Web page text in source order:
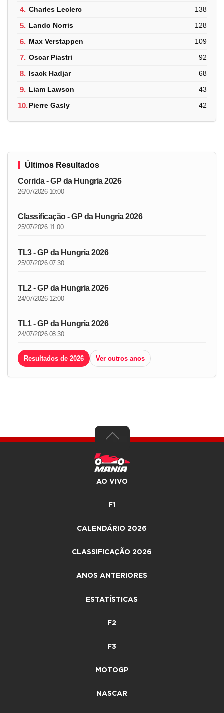
4. Charles Leclerc 138
5. Lando Norris 128
6. Max Verstappen 109
7. Oscar Piastri 92
8. Isack Hadjar 68
9. Liam Lawson 43
10.Pierre Gasly 42
Últimos Resultados
Corrida - GP da Hungria 2026
26/07/2026 10:00
Classificação - GP da Hungria 2026
25/07/2026 11:00
TL3 - GP da Hungria 2026
25/07/2026 07:30
TL2 - GP da Hungria 2026
24/07/2026 12:00
TL1 - GP da Hungria 2026
24/07/2026 08:30
Resultados de 2026 Ver outros anos
AO VIVO
F1
CALENDÁRIO 2026
CLASSIFICAÇÃO 2026
ANOS ANTERIORES
ESTATÍSTICAS
F2
F3
MOTOGP
NASCAR